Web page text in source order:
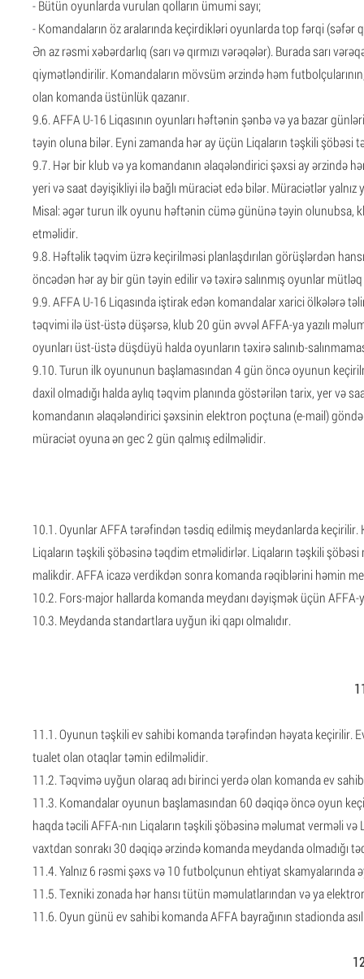
- Bütün oyunlarda vurulan qolların ümumi sayı;
- Komandaların öz aralarında keçirdikləri oyunlarda top fərqi (səfər
Ən az rəsmi xəbərdarlıq (sarı və qırmızı vərəqələr). Burada sarı
qiymətləndirilir. Komandaların mövsüm ərzində həm
olan komanda üstünlük qazanır.
9.6. AFFA U-16 Liqasının oyunları həftənin şənbə və ya bazar
təyin oluna bilər. Eyni zamanda hər ay üçün Liqaların təşkili
9.7. Hər bir klub və ya komandanın əlaqələndirici şəxsi ay ərzində
yeri və saat dəyişikliyi ilə bağlı müraciət edə bilər. Müraciətlər
Misal: əgər turun ilk oyunu həftənin cümə gününə təyin olunubsa,
etməlidir.
9.8. Həftəlik təqvim üzrə keçirilməsi planlaşdırılan görüşlərdən
öncədən hər ay bir gün təyin edilir və təxirə salınmış oyunlar
9.9. AFFA U-16 Liqasında iştirak edən komandalar xarici ölkələrə
təqvimi ilə üst-üstə düşərsə, klub 20 gün əvvəl AFFA-ya yazılı
oyunları üst-üstə düşdüyü halda oyunların təxirə salınıb-
9.10. Turun ilk oyununun başlamasından 4 gün öncə oyunun
daxil olmadığı halda aylıq təqvim planında göstərilən tarix, yer və
komandanın əlaqələndirici şəxsinin elektron poçtuna (e-mail)
müraciət oyuna ən gec 2 gün qalmış edilməlidir.
10.1. Oyunlar AFFA tərəfindən təsdiq edilmiş meydanlarda keçirilir.
Liqaların təşkili şöbəsinə təqdim etməlidirlər. Liqaların təşkili
malikdir. AFFA icazə verdikdən sonra komanda rəqiblərini həmin
10.2. Fors-major hallarda komanda meydanı dəyişmək üçün
10.3. Meydanda standartlara uyğun iki qapı olmalıdır.
11.1. Oyunun təşkili ev sahibi komanda tərəfindən həyata
tualet olan otaqlar təmin edilməlidir.
11.2. Təqvimə uyğun olaraq adı birinci yerdə olan komanda ev
11.3. Komandalar oyunun başlamasından 60 dəqiqə öncə oyun
haqda təcili AFFA-nın Liqaların təşkili şöbəsinə məlumat verməli
vaxtdan sonrakı 30 dəqiqə ərzində komanda meydanda olmadığı
11.4. Yalnız 6 rəsmi şəxs və 10 futbolçunun ehtiyat skamyalarında
11.5. Texniki zonada hər hansı tütün məmulatlarından və ya
11.6. Oyun günü ev sahibi komanda AFFA bayrağının stadionda